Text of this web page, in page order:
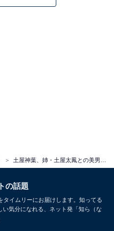
の話題
イムリーにお届けします。知ってる
気分になれる、ネット発「知ら（な